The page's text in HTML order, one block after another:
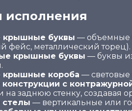
исполнения
крышные буквы — объемные
фейс, металлический торец).
крышные буквы — буквы
крышные короба — световые
с
заднюю стенку, создавая
— вертикальные или